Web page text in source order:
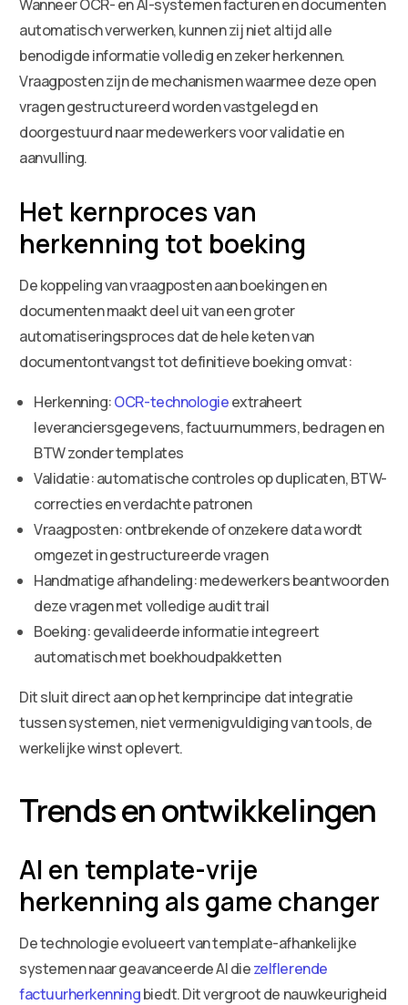
Wanneer OCR- en AI-systemen facturen en documenten
automatisch verwerken, kunnen zij niet altijd alle
benodigde informatie volledig en zeker herkennen.
Vraagposten zijn de mechanismen waarmee deze open
vragen gestructureerd worden vastgelegd en
doorgestuurd naar medewerkers voor validatie en
aanvulling.
Het kernproces van
herkenning tot boeking
De koppeling van vraagposten aan boekingen en
documenten maakt deel uit van een groter
automatiseringsproces dat de hele keten van
documentontvangst tot definitieve boeking omvat:
Herkenning:OCR-technologieextraheert
leveranciersgegevens, factuurnummers, bedragen en
BTW zonder templates
Validatie: automatische controles op duplicaten, BTW-
correcties en verdachte patronen
Vraagposten: ontbrekende of onzekere data wordt
omgezet in gestructureerde vragen
Handmatige afhandeling: medewerkers beantwoorden
deze vragen met volledige audit trail
Boeking: gevalideerde informatie integreert
automatisch met boekhoudpakketten
Dit sluit direct aan op het kernprincipe dat integratie
tussen systemen, niet vermenigvuldiging van tools, de
werkelijke winst oplevert.
Trends en ontwikkelingen
AI en template-vrije
herkenning als game changer
De technologie evolueert van template-afhankelijke
systemen naar geavanceerde AI diezelflerende
factuurherkenningbiedt. Dit vergroot de nauwkeurigheid